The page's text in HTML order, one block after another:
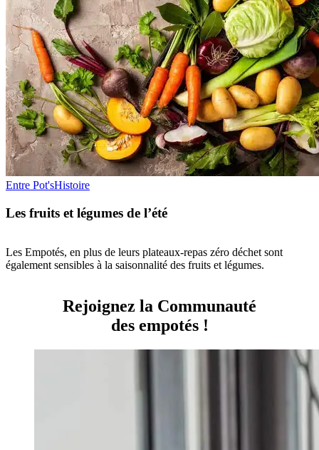
Entre Pot'sHistoire
Les fruits et légumes de l’été
Les Empotés, en plus de leurs plateaux-repas zéro déchet sont
également sensibles à la saisonnalité des fruits et légumes.
Rejoignez la Communauté
des empotés !